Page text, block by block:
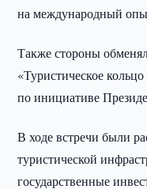
на международный
Также стороны
«Туристическое
по инициативе
В ходе встречи были
туристической
государственные